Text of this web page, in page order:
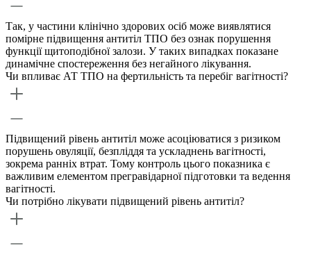
Так, у частини клінічно здорових осіб може виявлятися
помірне підвищення антитіл ТПО без ознак порушення
функції щитоподібної залози. У таких випадках показане
динамічне спостереження без негайного лікування.
Чи впливає АТ ТПО на фертильність та перебіг вагітності?
Підвищений рівень антитіл може асоціюватися з ризиком
порушень овуляції, безпліддя та ускладнень вагітності,
зокрема ранніх втрат. Тому контроль цього показника є
важливим елементом прегравідарної підготовки та ведення
вагітності.
Чи потрібно лікувати підвищений рівень антитіл?